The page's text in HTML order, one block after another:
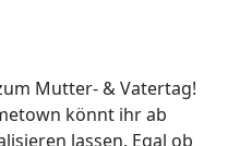
Mutter- & Vatertag!
könnt ihr ab
lassen. Egal ob